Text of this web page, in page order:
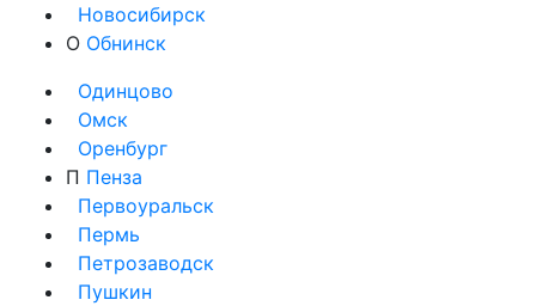
Новосибирск
О Обнинск
Одинцово
Омск
Оренбург
П Пенза
Первоуральск
Пермь
Петрозаводск
Пушкин